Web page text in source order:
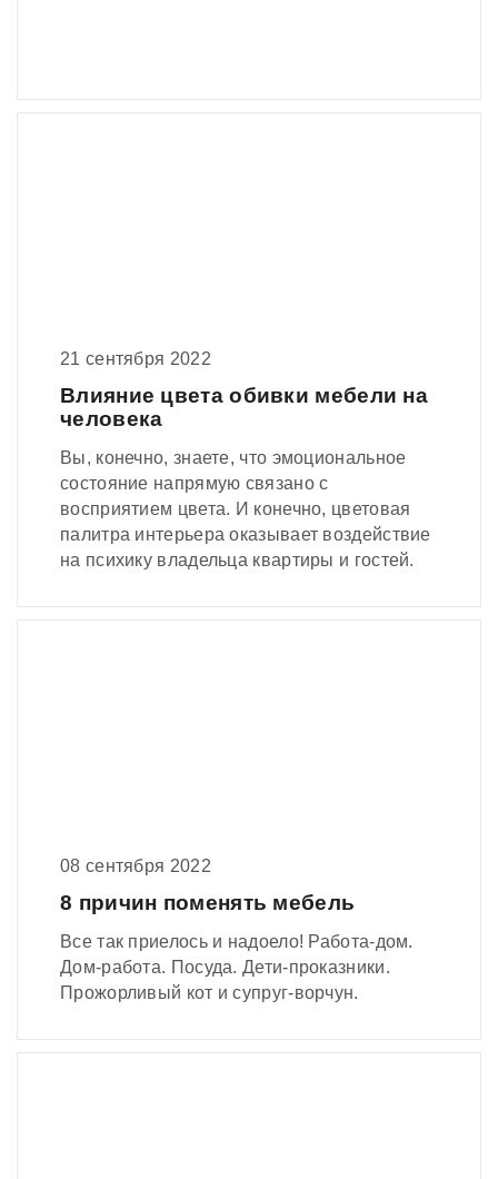
21 сентября 2022
Влияние цвета обивки мебели на
человека
Вы, конечно, знаете, что эмоциональное
состояние напрямую связано с
восприятием цвета. И конечно, цветовая
палитра интерьера оказывает воздействие
на психику владельца квартиры и гостей.
08 сентября 2022
8 причин поменять мебель
Все так приелось и надоело! Работа-дом.
Дом-работа. Посуда. Дети-проказники.
Прожорливый кот и супруг-ворчун.